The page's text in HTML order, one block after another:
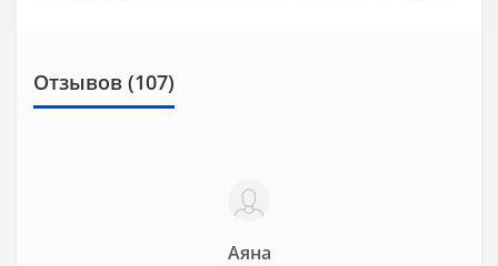
Отзывов (107)
Аяна